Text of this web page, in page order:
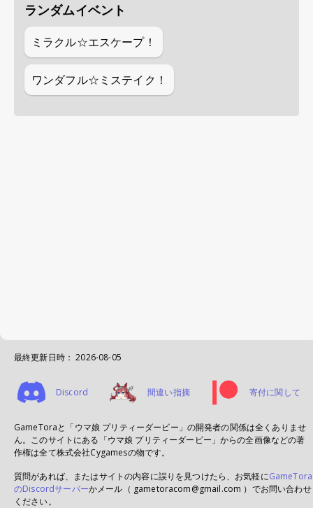
ランダムイベント
ミラクル☆エスケープ！
ワンダフル☆ミステイク！
最終更新日時： 2026-08-05
Discord 間違い指摘 寄付に関して
GameToraと「ウマ娘 プリティーダービー」の開発者の関係は全くありませ
ん。このサイトにある「ウマ娘 プリティーダービー」からの全画像などの著
作権は全て株式会社Cygamesの物です。
質問があれば、またはサイトの内容に誤りを見つけたら、お気軽にGameTora
のDiscordサーバーかメール（ gametoracom@gmail.com ）でお問い合わせ
ください。